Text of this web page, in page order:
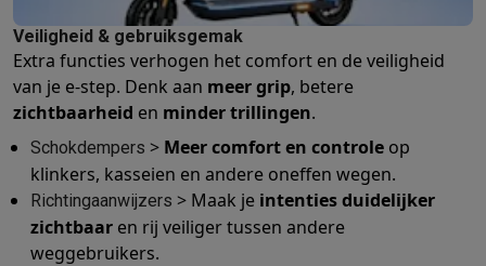
OutletAlle outlet deals Outlet multimedia & telefonieOutlet
Veiligheid & gebruiksgemak
Extra functies verhogen het comfort en de veiligheid
van je e-step. Denk aan meer grip, betere
zichtbaarheid en minder trillingen.
Schokdempers > Meer comfort en controle op
klinkers, kasseien en andere oneffen wegen.
Richtingaanwijzers > Maak je intenties duidelijker
zichtbaar en rij veiliger tussen andere
weggebruikers.